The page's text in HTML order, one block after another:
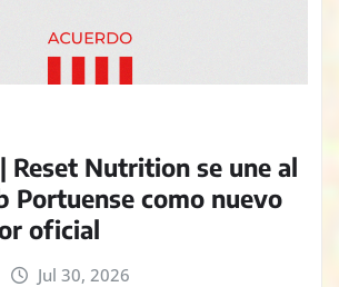
Reset Nutrition se une al
Portuense como nuevo
oficial
Jul 30, 2026